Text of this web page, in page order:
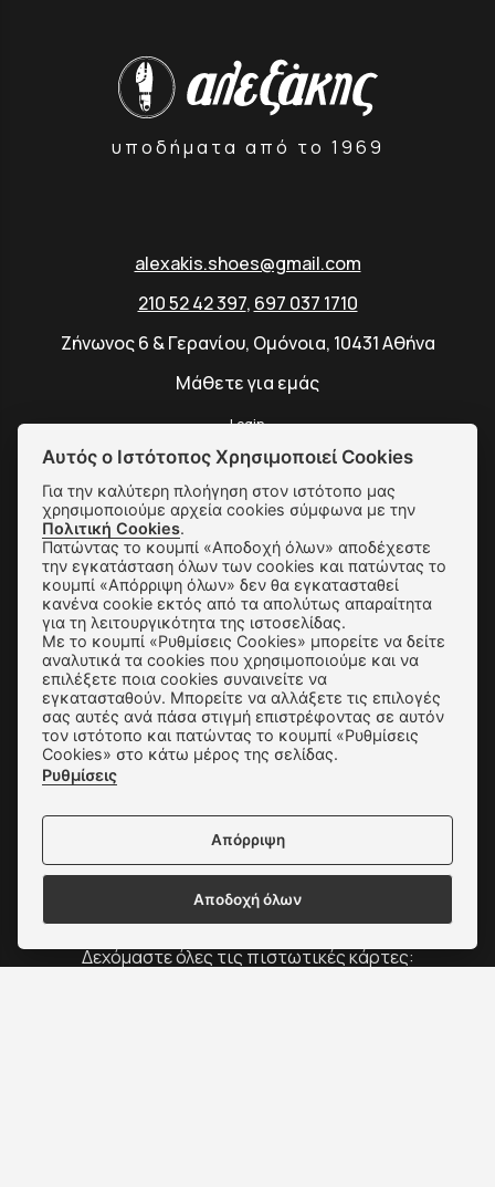
υποδήματα από το 1969
alexakis.shoes@gmail.com
210 52 42 397, 697 037 1710
Ζήνωνος 6 & Γερανίου, Ομόνοια, 10431 Αθήνα
Μάθετε για εμάς
Login
Αποστολές & Αλλαγές
Τρόποι Παραγγελίας & Πληρωμής
Όροι Χρήσης & Ασφάλεια
Πολιτική Απορρήτου
Ρυθμίσεις Cookies
Δεχόμαστε όλες τις πιστωτικές κάρτες:
Αυτός ο Ιστότοπος Χρησιμοποιεί Cookies
Για την καλύτερη πλοήγηση στον ιστότοπο μας
χρησιμοποιούμε αρχεία cookies σύμφωνα με την
Πολιτική Cookies.
Πατώντας το κουμπί «Αποδοχή όλων» αποδέχεστε
την εγκατάσταση όλων των cookies και πατώντας το
κουμπί «Απόρριψη όλων» δεν θα εγκατασταθεί
κανένα cookie εκτός από τα απολύτως απαραίτητα
για τη λειτουργικότητα της ιστοσελίδας.
Με το κουμπί «Ρυθμίσεις Cookies» μπορείτε να δείτε
αναλυτικά τα cookies που χρησιμοποιούμε και να
επιλέξετε ποια cookies συναινείτε να
εγκατασταθούν. Μπορείτε να αλλάξετε τις επιλογές
σας αυτές ανά πάσα στιγμή επιστρέφοντας σε αυτόν
τον ιστότοπο και πατώντας το κουμπί «Ρυθμίσεις
Cookies» στο κάτω μέρος της σελίδας.
Ρυθμίσεις
Απόρριψη
Αποδοχή όλων